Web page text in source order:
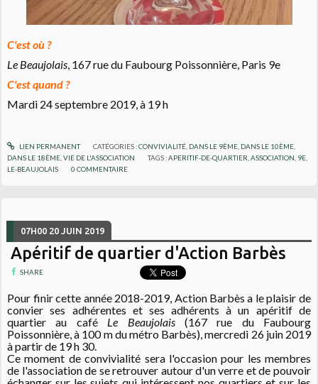
C'est où ?
Le Beaujolais, 167 rue du Faubourg Poissonnière, Paris 9e
C'est quand ?
Mardi 24 septembre 2019, à 19 h
LIEN PERMANENT CATÉGORIES :CONVIVIALITÉ, DANS LE 9ÈME, DANS LE 10ÈME,
DANS LE 18ÈME ,VIE DE L'ASSOCIATION TAGS :APERITIF-DE-QUARTIER ,ASSOCIATION 9E
LE-BEAUJOLAIS
0 COMMENTAIRE
07H00 20 JUIN 2019
Apéritif de quartier d'Action Barbès
SHARE
Pour finir cette année 2018-2019, Action Barbès a le plaisir de
convier ses adhérentes et ses adhérents à un apéritif de
quartier au café Le Beaujolais(167 rue du Faubourg
Poissonnière, à 100 m du métro Barbès), mercredi 26 juin 2019
à partir de 19 h 30.
Ce moment de convivialité sera l'occasion pour les membres
de l'association de se retrouver autour d'un verre et de pouvoir